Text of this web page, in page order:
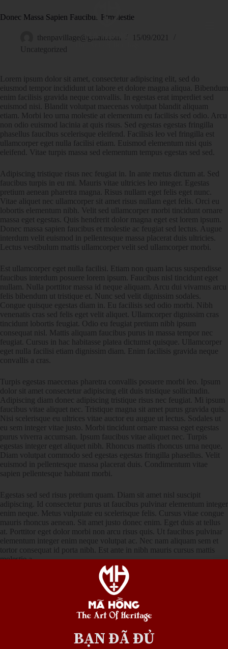
Donec Massa Sapien Faucibus Etmolestie
thenpavillage@gmail.com
15/09/2021
Uncategorized
Lorem ipsum dolor sit amet, consectetur adipiscing elit, sed do
eiusmod tempor incididunt ut labore et dolore magna aliqua. Bibendum
enim facilisis gravida neque convallis. In egestas erat imperdiet sed
euismod nisi. Blandit volutpat maecenas volutpat blandit aliquam
etiam. Morbi leo urna molestie at elementum eu facilisis sed odio. Arcu
non odio euismod lacinia at quis risus. Sed egestas egestas fringilla
phasellus faucibus scelerisque eleifend. Facilisis leo vel fringilla est
ullamcorper eget nulla facilisi etiam. Euismod elementum nisi quis
eleifend. Vitae turpis massa sed elementum tempus egestas sed sed.
Adipiscing tristique risus nec feugiat in. In ante metus dictum at. Sed
faucibus turpis in eu mi. Mauris vitae ultricies leo integer. Egestas
pretium aenean pharetra magna. Risus nullam eget felis eget nunc.
Vitae aliquet nec ullamcorper sit amet risus nullam eget felis. Orci eu
lobortis elementum nibh. Velit sed ullamcorper morbi tincidunt ornare
massa eget egestas. Quis hendrerit dolor magna eget est lorem ipsum.
Donec massa sapien faucibus et molestie ac feugiat sed lectus. Augue
interdum velit euismod in pellentesque massa placerat duis ultricies.
Lectus vestibulum mattis ullamcorper velit sed ullamcorper morbi.
Est ullamcorper eget nulla facilisi. Etiam non quam lacus suspendisse
faucibus interdum posuere lorem ipsum. Faucibus nisl tincidunt eget
nullam. Nulla porttitor massa id neque aliquam. Arcu dui vivamus arcu
felis bibendum ut tristique et. Nunc sed velit dignissim sodales.
Congue quisque egestas diam in. Eu facilisis sed odio morbi. Nibh
venenatis cras sed felis eget velit aliquet. Ullamcorper dignissim cras
tincidunt lobortis feugiat. Odio eu feugiat pretium nibh ipsum
consequat nisl. Mattis aliquam faucibus purus in massa tempor nec
feugiat. Cursus in hac habitasse platea dictumst quisque. Ullamcorper
eget nulla facilisi etiam dignissim diam. Enim facilisis gravida neque
convallis a cras.
Turpis egestas maecenas pharetra convallis posuere morbi leo. Ipsum
dolor sit amet consectetur adipiscing elit duis tristique sollicitudin.
Adipiscing diam donec adipiscing tristique risus nec feugiat. Mi ipsum
faucibus vitae aliquet nec. Tristique magna sit amet purus gravida quis.
Nisi scelerisque eu ultrices vitae auctor eu augue ut lectus. Sodales ut
eu sem integer vitae justo. Morbi tincidunt ornare massa eget egestas
purus viverra accumsan. Ipsum faucibus vitae aliquet nec. Turpis
egestas integer eget aliquet nibh. Rhoncus mattis rhoncus urna neque.
Diam volutpat commodo sed egestas egestas fringilla phasellus. Velit
euismod in pellentesque massa placerat duis. Condimentum vitae
sapien pellentesque habitant morbi.
Egestas sed sed risus pretium quam. Diam sit amet nisl suscipit
adipiscing. Id consectetur purus ut faucibus pulvinar elementum integer
enim neque. Metus vulputate eu scelerisque felis. Cursus vitae congue
mauris rhoncus aenean. Sit amet justo donec enim. Eget duis at tellus
at. Porttitor eget dolor morbi non arcu risus quis. Ut faucibus pulvinar
elementum integer enim neque volutpat ac. Nec nam aliquam sem et
tortor consequat id porta nibh. Est ante in nibh mauris cursus mattis
molestie a.
Required fields are marked
BẠN ĐÃ ĐỦ